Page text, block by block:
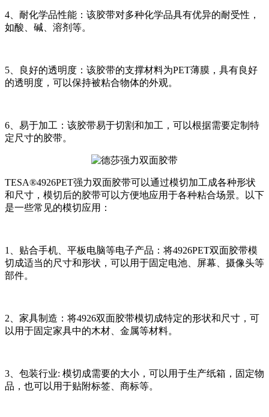
4、耐化学品性能：该胶带对多种化学品具有优异的耐受性，
如酸、碱、溶剂等。
5、良好的透明度：该胶带的支撑材料为PET薄膜，具有良好
的透明度，可以保持被粘合物体的外观。
6、易于加工：该胶带易于切割和加工，可以根据需要定制特
定尺寸的胶带。
TESA®4926PET强力双面胶带可以通过模切加工成各种形状
和尺寸，模切后的胶带可以方便地应用于各种粘合场景。以下
是一些常见的模切应用：
1、贴合手机、平板电脑等电子产品：将4926PET双面胶带模
切成适当的尺寸和形状，可以用于固定电池、屏幕、摄像头等
部件。
2、家具制造：将4926双面胶带模切成特定的形状和尺寸，可
以用于固定家具中的木材、金属等材料。
3、包装行业: 模切成需要的大小，可以用于生产纸箱，固定物
品，也可以用于贴附标签、商标等。